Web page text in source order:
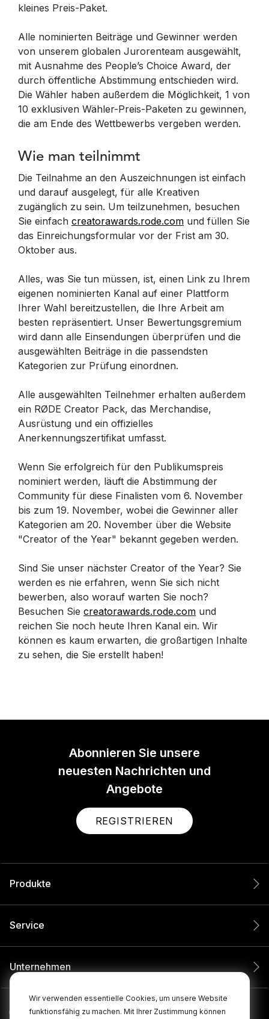
Wir verwenden essentielle Cookies, um unsere Website
funktionsfähig zu machen. Mit Ihrer Zustimmung können
kleines Preis-Paket.
Alle nominierten Beiträge und Gewinner werden
von unserem globalen Jurorenteam ausgewählt,
mit Ausnahme des People’s Choice Award, der
durch öffentliche Abstimmung entschieden wird.
Die Wähler haben außerdem die Möglichkeit, 1 von
10 exklusiven Wähler-Preis-Paketen zu gewinnen,
die am Ende des Wettbewerbs vergeben werden.
Wie man teilnimmt
Die Teilnahme an den Auszeichnungen ist einfach
und darauf ausgelegt, für alle Kreativen
zugänglich zu sein. Um teilzunehmen, besuchen
Sie einfach creatorawards.rode.com und füllen Sie
das Einreichungsformular vor der Frist am 30.
Oktober aus.
Alles, was Sie tun müssen, ist, einen Link zu Ihrem
eigenen nominierten Kanal auf einer Plattform
Ihrer Wahl bereitzustellen, die Ihre Arbeit am
besten repräsentiert. Unser Bewertungsgremium
wird dann alle Einsendungen überprüfen und die
ausgewählten Beiträge in die passendsten
Kategorien zur Prüfung einordnen.
Alle ausgewählten Teilnehmer erhalten außerdem
ein RØDE Creator Pack, das Merchandise,
Ausrüstung und ein offizielles
Anerkennungszertifikat umfasst.
Wenn Sie erfolgreich für den Publikumspreis
nominiert werden, läuft die Abstimmung der
Community für diese Finalisten vom 6. November
bis zum 19. November, wobei die Gewinner aller
Kategorien am 20. November über die Website
"Creator of the Year" bekannt gegeben werden.
Sind Sie unser nächster Creator of the Year? Sie
werden es nie erfahren, wenn Sie sich nicht
bewerben, also worauf warten Sie noch?
Besuchen Sie creatorawards.rode.com und
reichen Sie noch heute Ihren Kanal ein. Wir
können es kaum erwarten, die großartigen Inhalte
zu sehen, die Sie erstellt haben!
Abonnieren Sie unsere
neuesten Nachrichten und
Angebote
REGISTRIEREN
Produkte
Service
Unternehmen